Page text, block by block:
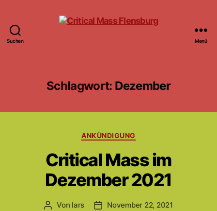
Suchen Menü
Schlagwort: Dezember
Kategorien
ANKÜNDIGUNG
Critical Mass im
Dezember 2021
Beitragsautor
Von lars Beitragsdatum
November 22, 2021